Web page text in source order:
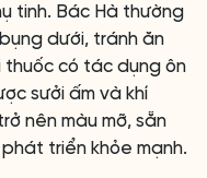
tinh. Bác Hà thường
dưới, tránh ăn
có tác dụng ôn
sưởi ấm và khí
nên màu mỡ, sẵn
triển khỏe mạnh.